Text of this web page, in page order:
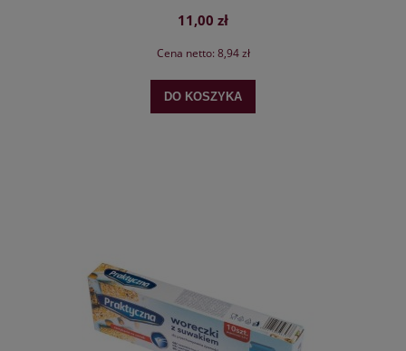
11,00 zł
Cena netto: 8,94 zł
DO KOSZYKA